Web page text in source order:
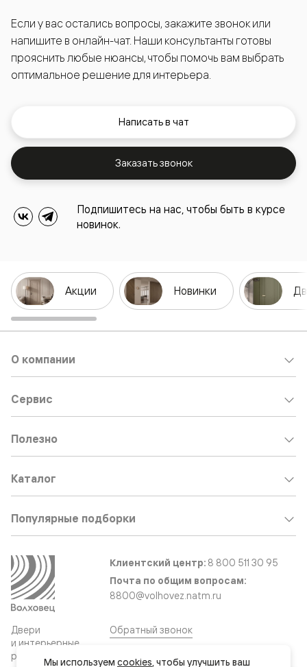
Если у вас остались вопросы, закажите звонок или
напишите в онлайн-чат. Наши консультанты готовы
прояснить любые нюансы, чтобы помочь вам выбрать
оптимальное решение для интерьера.
Написать в чат
Заказать звонок
Подпишитесь на нас, чтобы быть в курсе
новинок.
Акции Новинки
Двери
и интерьерные
решения
О компании
Сервис
Полезно
Каталог
Популярные подборки
Клиентский центр: 8 800 511 30 95
Почта по общим вопросам:
8800@volhovez.natm.ru
Обратный звонок
Мы используем cookies, чтобы улучшить ваш